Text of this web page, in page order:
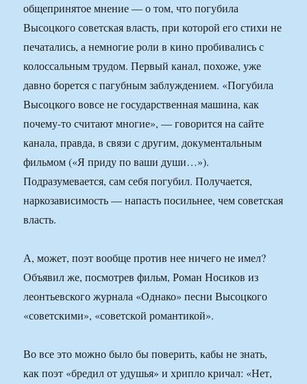
общепринятое мнение — о том, что погубила
Высоцкого советская власть, при которой его стихи не
печатались, а немногие роли в кино пробивались с
колоссальным трудом. Первый канал, похоже, уже
давно борется с пагубным заблуждением. «Погубила
Высоцкого вовсе не государственная машина, как
почему-то считают многие», — говорится на сайте
канала, правда, в связи с другим, документальным
фильмом («Я приду по ваши души…»).
Подразумевается, сам себя погубил. Получается,
наркозависимость — напасть посильнее, чем советская
власть.
А, может, поэт вообще против нее ничего не имел?
Объявил же, посмотрев фильм, Роман Носиков из
леонтьевского журнала «Однако» песни Высоцкого
«советскими», «советской романтикой».
Во все это можно было бы поверить, кабы не знать,
как поэт «бредил от удушья» и хрипло кричал: «Нет,